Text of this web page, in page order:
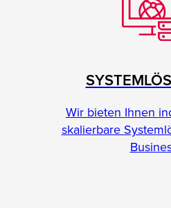
Wir bieten Ihnen
skalierbare